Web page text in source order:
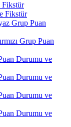
Fikstür
Fikstür
Grup Puan
Grup Puan
Durumu ve
Durumu ve
Durumu ve
Durumu ve